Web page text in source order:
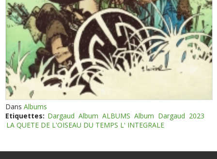
DansAlbums
Etiquettes: Dargaud Album ALBUMS Album Dargaud 2023
LA QUETE DE L'OISEAU DU TEMPS L' INTEGRALE